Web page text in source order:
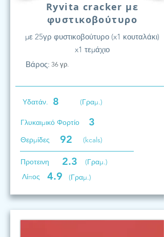
Ryvita cracker με
φυστικοβούτυρο
με 25γρ φυστικοβούτυρο (x1 κουταλάκι)
x1 τεμάχιο
Βάρος: 36 γρ.
Υδατάν. 8 (Γραμ.)
Γλυκαιμικό Φορτίο 3
Θερμίδες 92 (kcals)
Προτεινη 2.3
(Γραμ.)
Λίπος
4.9 (Γραμ.)